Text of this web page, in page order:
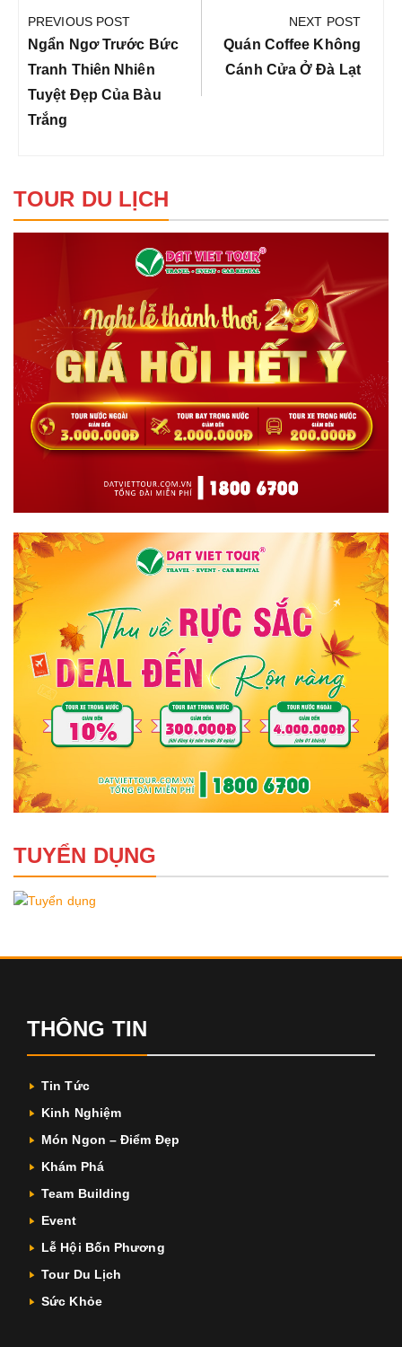
hướng
bài
viết
PREVIOUS POST
Previous
Post:
Ngẩn Ngơ Trước Bức
Tranh Thiên Nhiên
Tuyệt Đẹp Của Bàu
Trắng
NEXT POST
Next
Post:
Quán Coffee Không
Cánh Cửa Ở Đà Lạt
TOUR DU LỊCH
TUYỂN DỤNG
THÔNG TIN
Tin Tức
Kinh Nghiệm
Món Ngon – Điểm Đẹp
Khám Phá
Team Building
Event
Lễ Hội Bốn Phương
Tour Du Lịch
Sức Khỏe